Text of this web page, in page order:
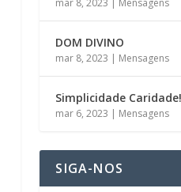
mar 8, 2023 | Mensagens
DOM DIVINO
mar 8, 2023 | Mensagens
Simplicidade Caridade!
mar 6, 2023 | Mensagens
SIGA-NOS